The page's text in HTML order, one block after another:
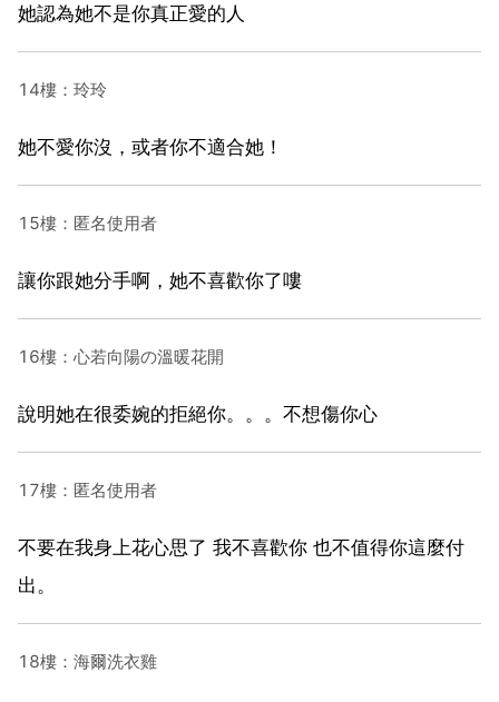
她認為她不是你真正愛的人
14樓：玲玲
她不愛你沒，或者你不適合她！
15樓：匿名使用者
讓你跟她分手啊，她不喜歡你了嘍
16樓：心若向陽の溫暖花開
說明她在很委婉的拒絕你。。。不想傷你心
17樓：匿名使用者
不要在我身上花心思了 我不喜歡你 也不值得你這麼付
出。
18樓：海爾洗衣雞